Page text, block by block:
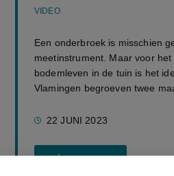
VIDEO
Een onderbroek is misschien
meetinstrument. Maar voor
bodemleven in de tuin is het
Vlamingen begroeven twee
22 JUNI 2023
Lees meer